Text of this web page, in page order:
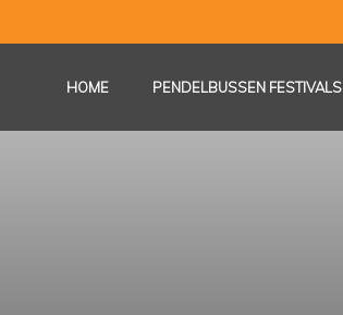
HOME PENDELBUSSEN FESTIVALS